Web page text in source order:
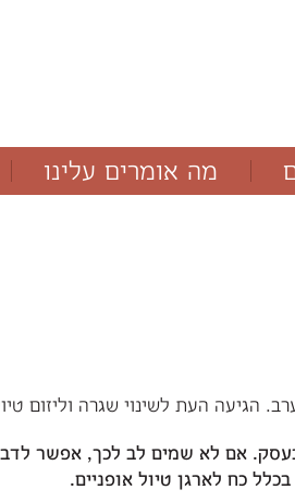
מה אומרים עלינו
העת לשינוי שגרה וליזום
. אם לא שמים לב לכך, אפשר
כח לארגן טיול אופניים.